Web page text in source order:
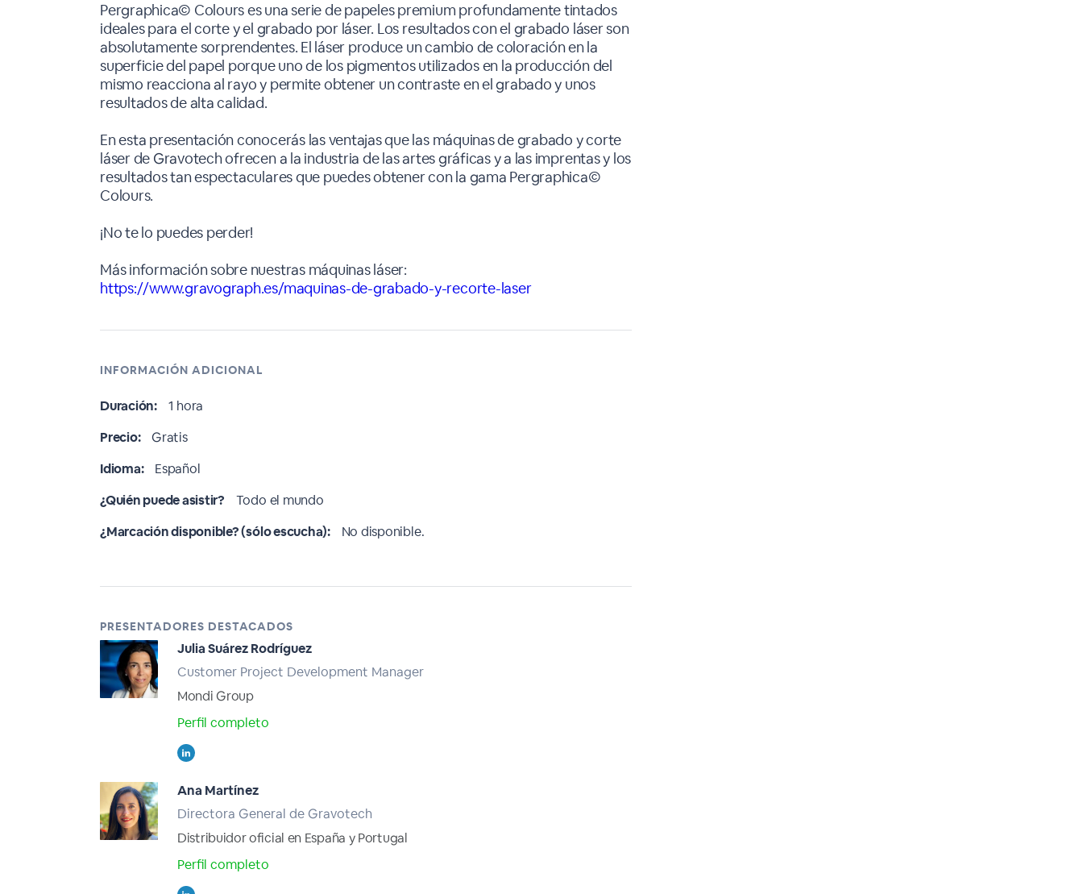
Pergraphica© Colours es una serie de papeles premium profundamente tintados
ideales para el corte y el grabado por láser. Los resultados con el grabado láser son
absolutamente sorprendentes. El láser produce un cambio de coloración en la
superficie del papel porque uno de los pigmentos utilizados en la producción del
mismo reacciona al rayo y permite obtener un contraste en el grabado y unos
resultados de alta calidad.
En esta presentación conocerás las ventajas que las máquinas de grabado y corte
láser de Gravotech ofrecen a la industria de las artes gráficas y a las imprentas y los
resultados tan espectaculares que puedes obtener con la gama Pergraphica©
Colours.
¡No te lo puedes perder!
Más información sobre nuestras máquinas láser:
https://www.gravograph.es/maquinas-de-grabado-y-recorte-laser
INFORMACIÓN ADICIONAL
Duración:
1 hora
Precio:
Gratis
Idioma:
Español
¿Quién puede asistir?
Todo el mundo
¿Marcación disponible? (sólo escucha):
No disponible.
PRESENTADORES DESTACADOS
Julia Suárez Rodríguez
Customer Project Development Manager
Mondi Group
Perfil completo
Ana Martínez
Directora General de Gravotech
Distribuidor oficial en España y Portugal
Perfil completo